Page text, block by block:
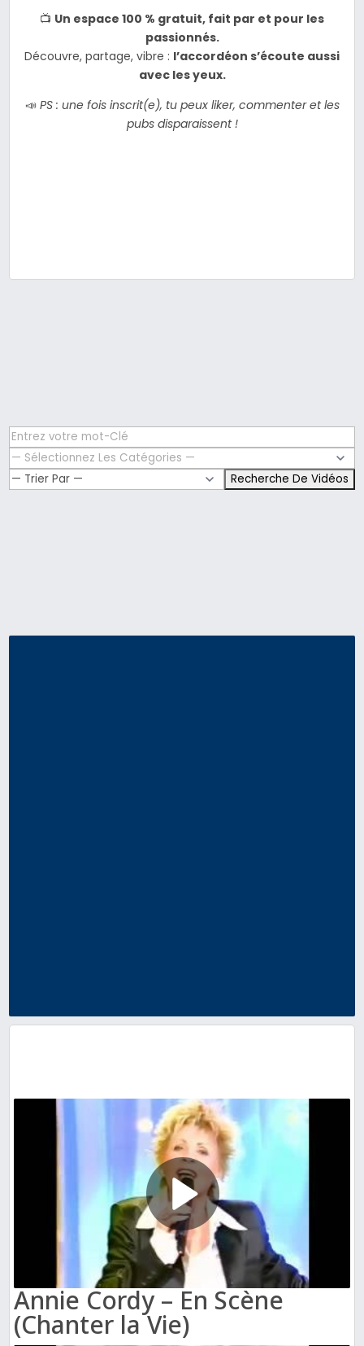
📺 Un espace 100 % gratuit, fait par et pour les
passionnés.
Découvre, partage, vibre : l’accordéon s’écoute aussi
avec les yeux.
📣 PS : une fois inscrit(e), tu peux liker, commenter et les
pubs disparaissent !
Annie Cordy – En Scène
(Chanter la Vie)